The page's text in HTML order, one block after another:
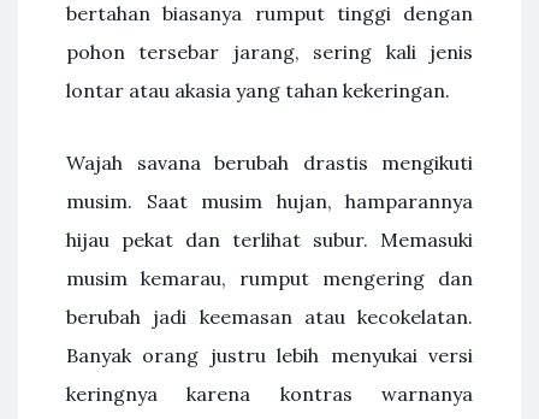
bertahan biasanya rumput tinggi dengan
pohon tersebar jarang, sering kali jenis
lontar atau akasia yang tahan kekeringan.
Wajah savana berubah drastis mengikuti
musim. Saat musim hujan, hamparannya
hijau pekat dan terlihat subur. Memasuki
musim kemarau, rumput mengering dan
berubah jadi keemasan atau kecokelatan.
Banyak orang justru lebih menyukai versi
keringnya karena kontras warnanya